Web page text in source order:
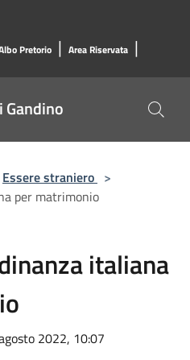
Pretorio | Area Riservata |
Gandino
Essere straniero >
per matrimonio
italiana
2022, 10:07